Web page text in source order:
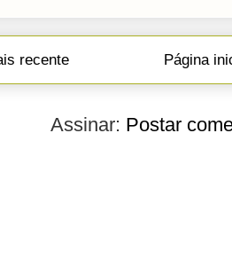
recente Página
Assinar: Postar